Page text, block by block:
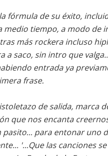
fórmula de su éxito,
medio tiempo, a modo de
más rockera incluso
a saco, sin intro que
entrada ya
frase.
de salida, marca
que nos encanta
para entonar uno
'...Que las canciones